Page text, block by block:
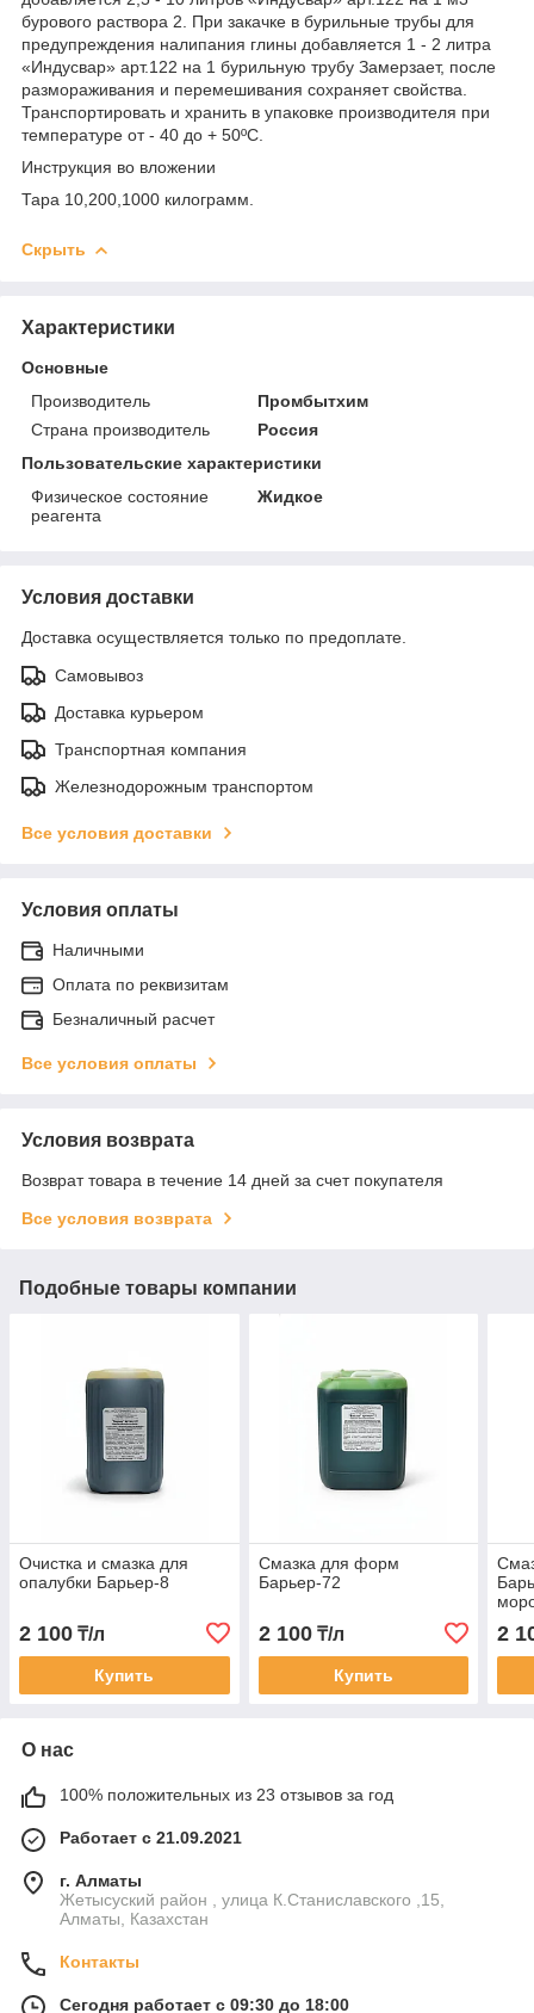
бурового раствора 2. При закачке в бурильные трубы для
предупреждения налипания глины добавляется 1 - 2 литра
«Индусвар» арт.122 на 1 бурильную трубу Замерзает, после
размораживания и перемешивания сохраняет свойства.
Транспортировать и хранить в упаковке производителя при
температуре от - 40 до + 50ºС.
Инструкция во вложении
Тара 10,200,1000 килограмм.
Скрыть
Характеристики
Основные
Производитель
Промбытхим
Страна производитель
Россия
Пользовательские характеристики
Физическое состояние
реагента
Жидкое
Условия доставки
Доставка осуществляется только по предоплате.
Самовывоз
Доставка курьером
Транспортная компания
Железнодорожным транспортом
Все условия доставки
Условия оплаты
Наличными
Оплата по реквизитам
Безналичный расчет
Все условия оплаты
Условия возврата
Возврат товара в течение 14 дней за счет покупателя
Все условия возврата
Подобные товары компании
Очистка и смазка для
опалубки Барьер-8
2 100 ₸/л
Купить
Смазка для форм
Барьер-72
2 100₸/л
Купить
2
О нас
100% положительных из 23 отзывов за год
Работает с 21.09.2021
г. Алматы
Жетысуский район , улица К.Станиславского ,15,
Алматы, Казахстан
Контакты
Сегодня работает с 09:30 до 18:00